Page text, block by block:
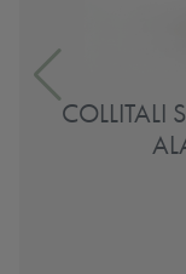
COLLITALI